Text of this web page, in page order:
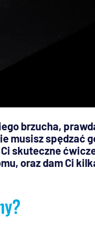
brzucha,
musisz spędzać
skuteczne
oraz dam Ci